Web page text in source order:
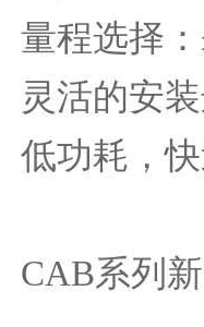
量程选择
灵活的安
低功耗，
CAB系列